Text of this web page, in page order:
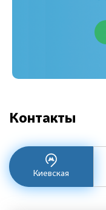
Контакты
Киевская